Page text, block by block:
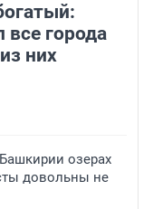
все города
них
озерах
довольны не